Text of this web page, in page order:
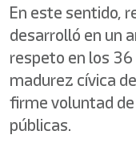
En este sentido,
desarrolló en un
respeto en los
madurez cívica
firme voluntad
públicas.